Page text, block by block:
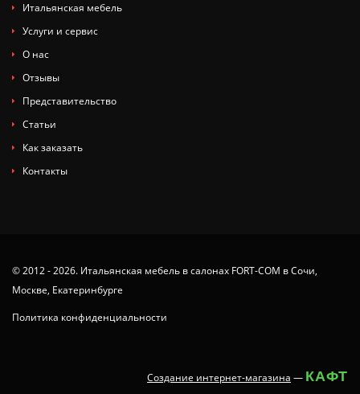
Итальянская мебель
Услуги и сервис
О нас
Отзывы
Представительство
Статьи
Как заказать
Контакты
© 2012 - 2026. Итальянская мебель в салонах FORT-COM в Сочи,
Москве, Екатеринбурге
Политика конфиденциальности
Создание интернет-магазина — КАФТ